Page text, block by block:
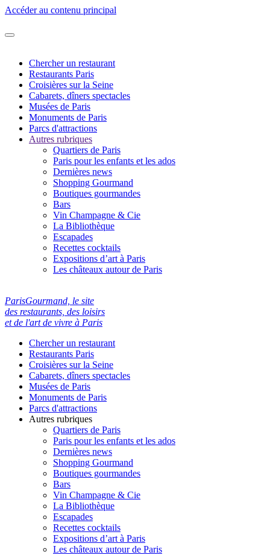
Accéder au contenu principal
Chercher un restaurant
Restaurants Paris
Croisières sur la Seine
Cabarets, dîners spectacles
Musées de Paris
Monuments de Paris
Parcs d'attractions
Autres rubriques
Quartiers de Paris
Paris pour les enfants et les ados
Dernières news
Shopping Gourmand
Boutiques gourmandes
Bars
Vin Champagne & Cie
La Bibliothèque
Escapades
Recettes cocktails
Expositions d’art à Paris
Les châteaux autour de Paris
ParisGourmand, le site
des restaurants, des loisirs
et de l'art de vivre à Paris
Chercher un restaurant
Restaurants Paris
Croisières sur la Seine
Cabarets, dîners spectacles
Musées de Paris
Monuments de Paris
Parcs d'attractions
Autres rubriques
Quartiers de Paris
Paris pour les enfants et les ados
Dernières news
Shopping Gourmand
Boutiques gourmandes
Bars
Vin Champagne & Cie
La Bibliothèque
Escapades
Recettes cocktails
Expositions d’art à Paris
Les châteaux autour de Paris